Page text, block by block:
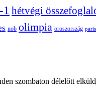
hétvégi
nob olimpia oroszország
szombaton délelőtt